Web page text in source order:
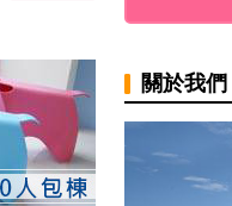
關於我們